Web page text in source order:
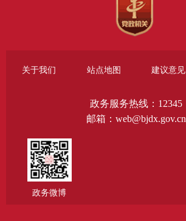
关于我们 站点地图 建议意见
政务服务热线：12345
邮箱：web@bjdx.gov.cn
政务微博